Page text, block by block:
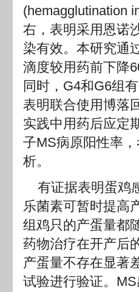
(hemagglutination
右，表明采用恩诺
染有效。本研究通
滴度较用药前下降
同时，G4和G6组
表明联合使用博落
实践中用药后应定
子MS病原阳性率
析。
有证据表明蛋鸡
乐菌素可暂时提高
组鸡只的产蛋量都
药物治疗在开产后
产蛋量不存在显著
试验进行验证。